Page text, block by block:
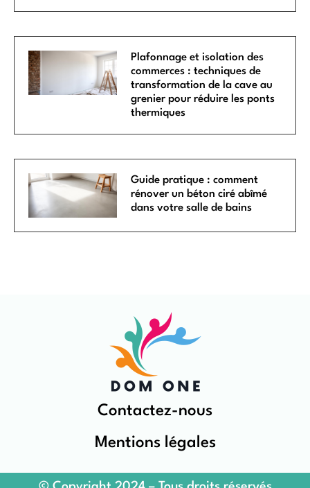
Plafonnage et isolation des
commerces : techniques de
transformation de la cave au
grenier pour réduire les ponts
thermiques
Guide pratique : comment
rénover un béton ciré abîmé
dans votre salle de bains
Contactez-nous
Mentions légales